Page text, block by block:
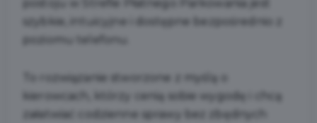
postoju w Strefie Płatnego Parkowania jest
szybkie, intuicyjne i dostępne bezpośrednio z
poziomu telefonu.
To rozwiązanie stworzone z myślą o
kierowcach, którzy cenią sobie wygodę i chcą
załatwiać codzienne sprawy bez zbędnych